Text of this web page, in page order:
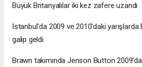
Büyük Britanyalılar iki kez zafere uzandı
İstanbul'da 2009 ve 2010'daki yarışlarda
galip geldi.
Brawn takımında Jenson Button